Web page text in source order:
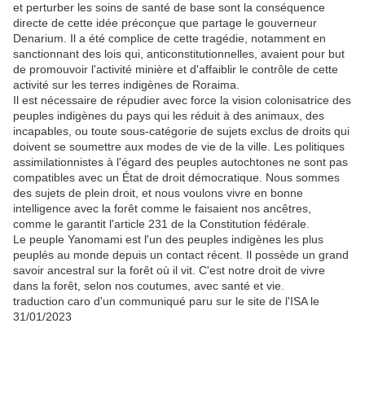
et perturber les soins de santé de base sont la conséquence
directe de cette idée préconçue que partage le gouverneur
Denarium. Il a été complice de cette tragédie, notamment en
sanctionnant des lois qui, anticonstitutionnelles, avaient pour but
de promouvoir l'activité minière et d'affaiblir le contrôle de cette
activité sur les terres indigènes de Roraima.
Il est nécessaire de répudier avec force la vision colonisatrice des
peuples indigènes du pays qui les réduit à des animaux, des
incapables, ou toute sous-catégorie de sujets exclus de droits qui
doivent se soumettre aux modes de vie de la ville. Les politiques
assimilationnistes à l'égard des peuples autochtones ne sont pas
compatibles avec un État de droit démocratique. Nous sommes
des sujets de plein droit, et nous voulons vivre en bonne
intelligence avec la forêt comme le faisaient nos ancêtres,
comme le garantit l'article 231 de la Constitution fédérale.
Le peuple Yanomami est l'un des peuples indigènes les plus
peuplés au monde depuis un contact récent. Il possède un grand
savoir ancestral sur la forêt où il vit. C'est notre droit de vivre
dans la forêt, selon nos coutumes, avec santé et vie.
traduction caro d'un communiqué paru sur le site de l'ISA le
31/01/2023